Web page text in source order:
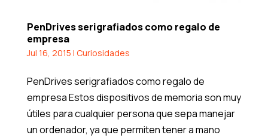
PenDrives serigrafiados como regalo de
empresa
Jul 16, 2015 | Curiosidades
PenDrives serigrafiados como regalo de
empresa Estos dispositivos de memoria son muy
útiles para cualquier persona que sepa manejar
un ordenador, ya que permiten tener a mano